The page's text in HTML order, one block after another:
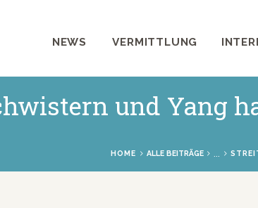
NEWS VERMITTLUNG
und Yang
HOME ALLE BEITRÄGE ...